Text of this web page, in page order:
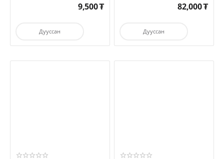
9,500₮
Дууссан
82,000₮
Дууссан